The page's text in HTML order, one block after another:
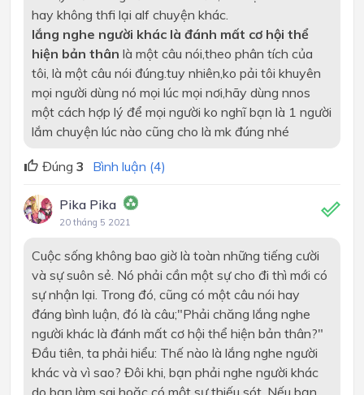
hay không thfi lại alf chuyện khác.
lắng nghe người khác là đánh mất cơ hội thể
hiện bản thân là một câu nói,theo phân tích của
tôi, là một câu nói đúng.tuy nhiên,ko pải tôi khuyên
mọi người dùng nó mọi lúc mọi nơi,hãy dùng nnos
một cách hợp lý để mọi người ko nghĩ bạn là 1 người
lắm chuyện lúc nào cũng cho là mk đúng nhé
Đúng 3 Bình luận (4)
Pika Pika
20 tháng 5 2021
Cuộc sống không bao giờ là toàn những tiếng cười
và sự suôn sẻ. Nó phải cần một sự cho đi thì mới có
sự nhận lại. Trong đó, cũng có một câu nói hay
đáng bình luận, đó là câu;"Phải chăng lắng nghe
người khác là đánh mất cơ hội thể hiện bản thân?"
Đầu tiên, ta phải hiểu: Thế nào là lắng nghe người
khác và vì sao? Đôi khi, bạn phải nghe người khác